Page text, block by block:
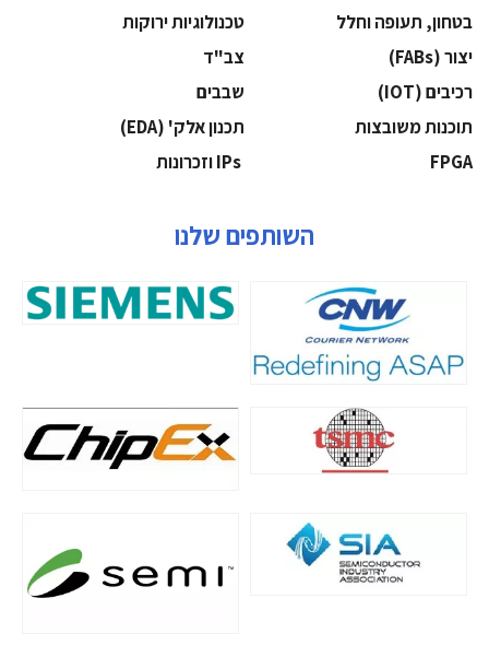
בטחון, תעופה וחלל
‫טכנולוגיות ירוקות‬
‫יצור (‪(FABs‬‬
‫צב"ד‬
‫רכיבים‬ (IOT)
‫שבבים‬
‫תוכנות משובצות‬
‫תכנון אלק' (‪(EDA‬‬
‫‪FPGA‬‬
השותפים שלנו